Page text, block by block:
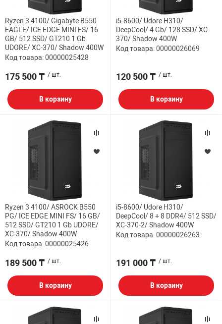
Ryzen 3 4100/ Gigabyte B550
EAGLE/ ICE EDGE MINI FS/ 16
GB/ 512 SSD/ GT210 1 Gb
UDORE/ XC-370/ Shadow 400W
Код товара: 00000025428
175 500 ₸ / шт.
В корзину
i5-8600/ Udore H310/
DeepCool/ 4 Gb/ 128 SSD/ XC-
370/ Shadow 400W
Код товара: 00000026069
120 500 ₸ / шт.
В корзину
Ryzen 3 4100/ ASROCK B550
PG/ ICE EDGE MINI FS/ 16 GB/
512 SSD/ GT210 1 Gb UDORE/
XC-370/ Shadow 400W
Код товара: 00000025426
189 500 ₸ / шт.
В корзину
i5-8600/ Udore H310/
DeepCool/ 8 + 8 DDR4/ 512 SSD/
XC-370-2/ Shadow 400W
Код товара: 00000026263
191 000 ₸ / шт.
В корзину